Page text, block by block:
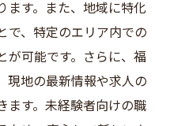
ます。また、地域に特化
で、特定のエリア内での
が可能です。さらに、福
現地の最新情報や求人の
ます。未経験者向けの職